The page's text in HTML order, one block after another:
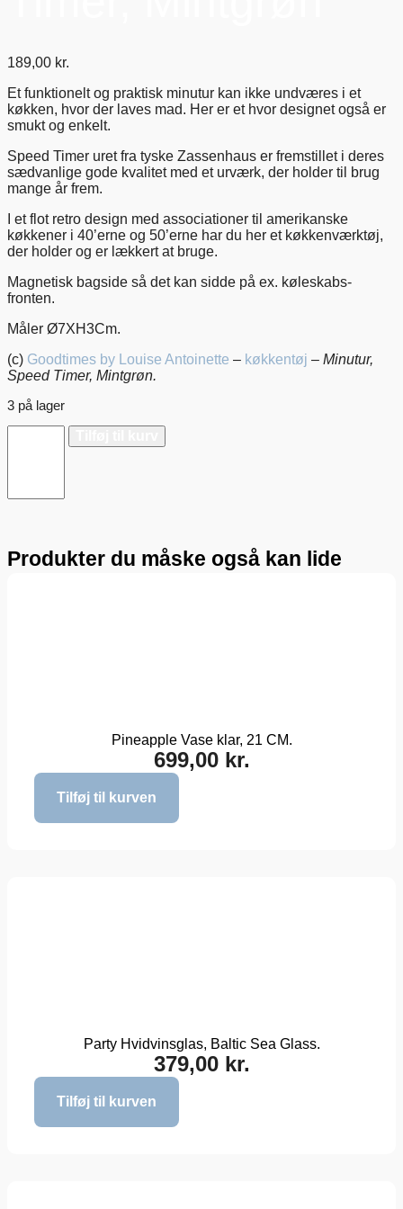
189,00 kr.
Et funktionelt og praktisk minutur kan ikke undværes i et
køkken, hvor der laves mad. Her er et hvor designet også er
smukt og enkelt.
Speed Timer uret fra tyske Zassenhaus er fremstillet i deres
sædvanlige gode kvalitet med et urværk, der holder til brug
mange år frem.
I et flot retro design med associationer til amerikanske
køkkener i 40’erne og 50’erne har du her et køkkenværktøj,
der holder og er lækkert at bruge.
Magnetisk bagside så det kan sidde på ex. køleskabs-
fronten.
Måler Ø7XH3Cm.
(c) Goodtimes by Louise Antoinette – køkkentøj – Minutur,
Speed Timer, Mintgrøn.
3 på lager
Produkter du måske også kan lide
Pineapple Vase klar, 21 CM.
699,00 kr.
Tilføj til kurven
Party Hvidvinsglas, Baltic Sea Glass.
379,00 kr.
Tilføj til kurven